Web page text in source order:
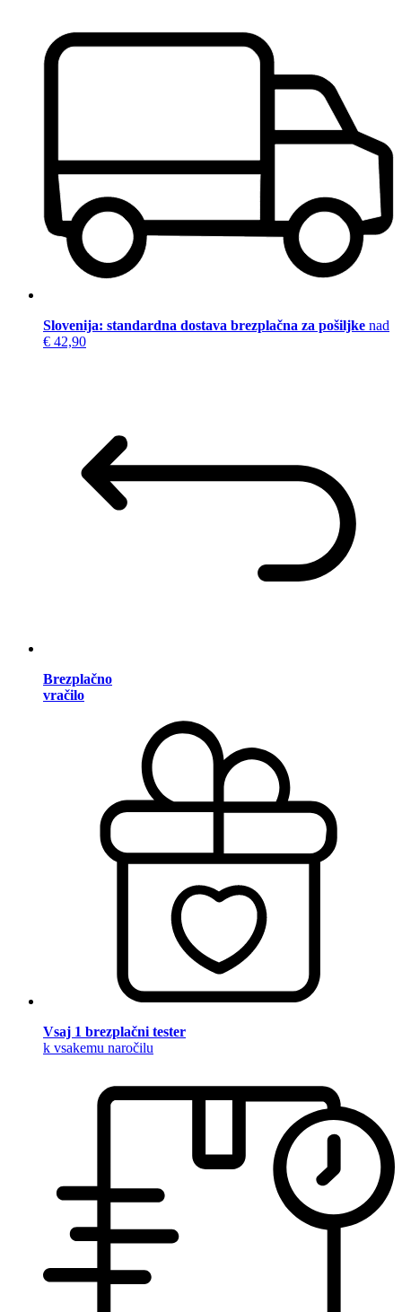
Slovenija: standardna dostava brezplačna za pošiljke nad
€ 42,90
Brezplačno
vračilo
Vsaj 1 brezplačni tester
k vsakemu naročilu